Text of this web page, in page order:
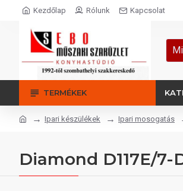
Kezdőlap Rólunk Kapcsolat
TERMÉKEK
Ipari készülékek Ipari mosogatás
Diamond D117E/